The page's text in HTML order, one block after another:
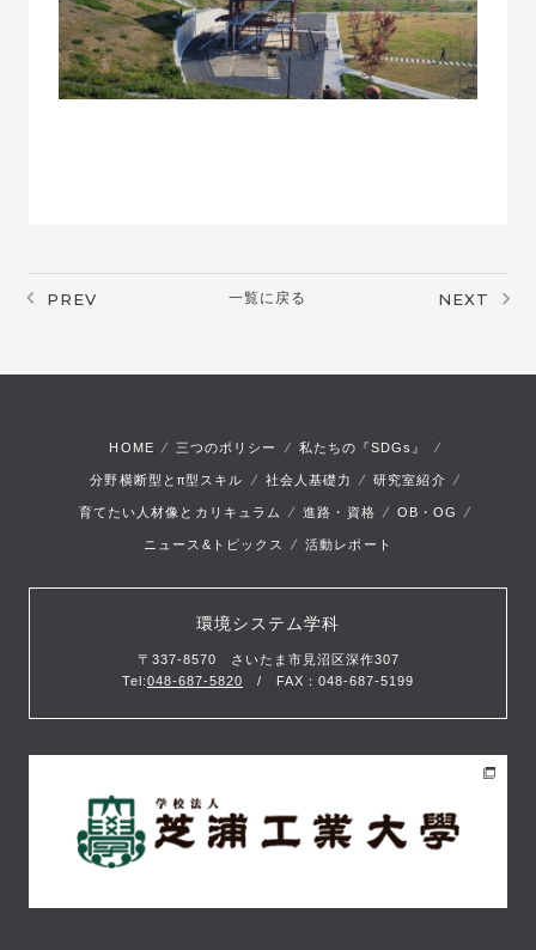
PREV 一覧に戻る NEXT
HOME 三つのポリシー 私たちの『SDGs』
分野横断型と π型スキル 社会人基礎力 研究室紹介
育てたい人材像とカリキュラム 進路・資格 OB・OG
ニュース&トピックス 活動レポート
環境システム学科
〒337-8570 さいたま市見沼区深作307
Tel:048-687-5820 / FAX：048-687-5199